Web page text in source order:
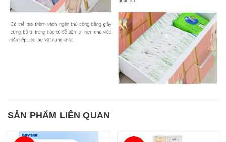
SẢN PHẨM LIÊN QUAN